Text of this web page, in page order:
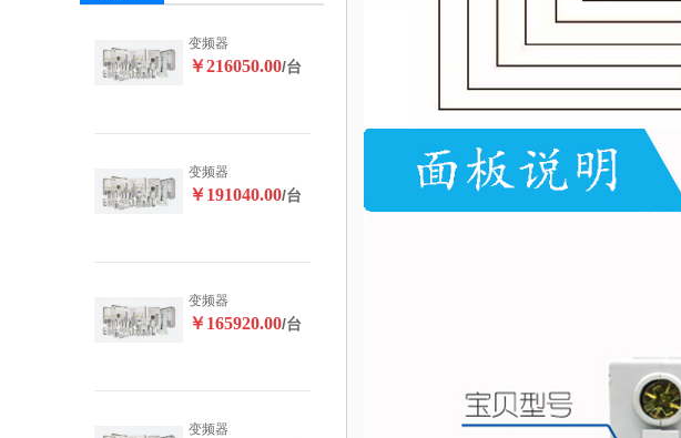
变频器
￥216050.00/台
变频器
￥191040.00/台
变频器
￥165920.00/台
变频器